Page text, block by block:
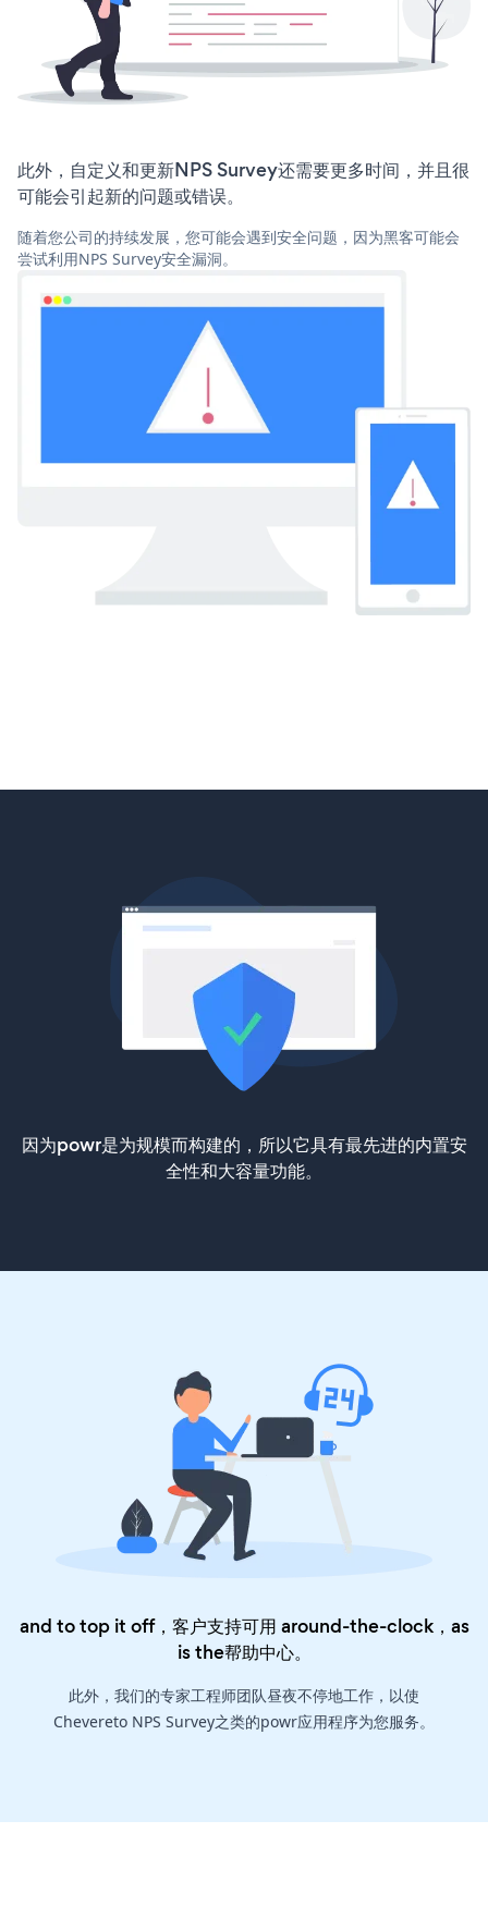
此外，自定义和更新NPS Survey还需要更多时间，并且很
可能会引起新的问题或错误。
随着您公司的持续发展，您可能会遇到安全问题，因为黑客可能会
尝试利用NPS Survey安全漏洞。
因为powr是为规模而构建的，所以它具有最先进的内置安
全性和大容量功能。
and to top it off，客户支持可用 around-the-clock，as
is the帮助中心。
此外，我们的专家工程师团队昼夜不停地工作，以使
Chevereto NPS Survey之类的powr应用程序为您服务。